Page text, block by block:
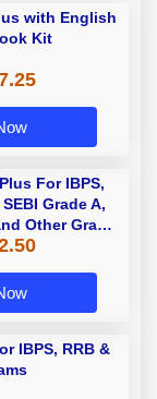
with English
Kit
For IBPS,
Grade A,
Other Grade
Exams
IBPS, RRB &